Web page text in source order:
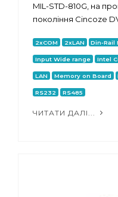
MIL-STD-810G, на
покоління Cincoze
2xCOM 2xLAN Din-Rail
Input Wide range Intel
LAN Memory on Board
RS232 RS485
ЧИТАТИ ДАЛІ...